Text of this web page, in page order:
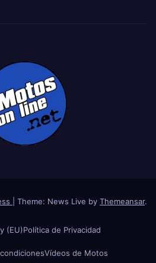
Theme: News Live by Themeansar.
(EU)Política de Privacidad
Vídeos de Motos